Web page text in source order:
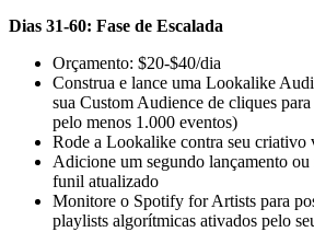
Dias 31-60: Fase de Escalada
Orçamento: $20-$40/dia
Construa e lance uma Lookalike
sua Custom Audience de cliques
pelo menos 1.000 eventos)
Rode a Lookalike contra seu criativo
Adicione um segundo lançamento
funil atualizado
Monitore o Spotify for Artists para
playlists algorítmicas ativados pelo